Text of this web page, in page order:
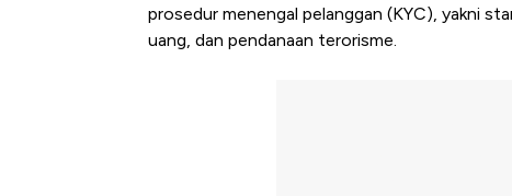
prosedur menengal pelanggan (KYC), yakni
uang, dan pendanaan terorisme.